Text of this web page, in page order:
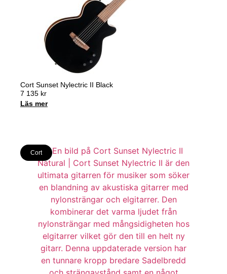
Cort Sunset Nylectric II Black
7 135 kr
Läs mer
Cort